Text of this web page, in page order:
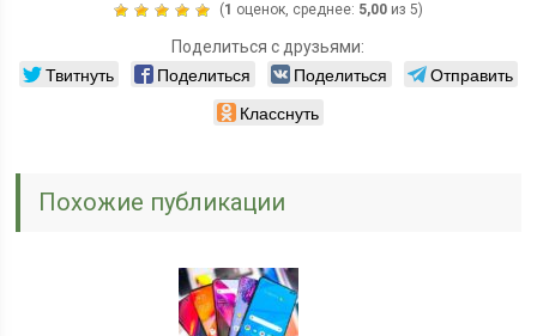
(1 оценок, среднее: 5,00из 5)
Поделиться с друзьями:
Твитнуть Поделиться Поделиться
Отправить
Класснуть
Похожие публикации